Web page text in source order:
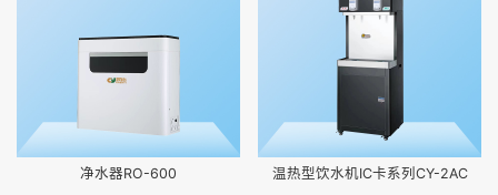
净水器RO-600 温热型饮水机IC卡系列CY-2AC